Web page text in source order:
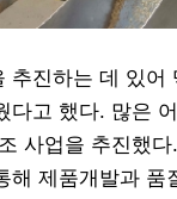
추진하는 데 있
다고 했다. 많은
사업을 추진했
해 제품개발과 품